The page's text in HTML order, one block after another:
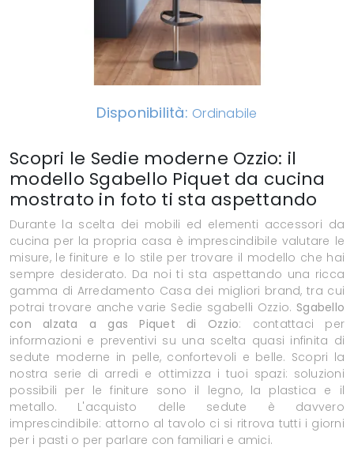
Disponibilità: Ordinabile
Scopri le Sedie moderne Ozzio: il
modello Sgabello Piquet da cucina
mostrato in foto ti sta aspettando
Durante la scelta dei mobili ed elementi accessori da
cucina per la propria casa è imprescindibile valutare le
misure, le finiture e lo stile per trovare il modello che hai
sempre desiderato. Da noi ti sta aspettando una ricca
gamma di Arredamento Casa dei migliori brand, tra cui
potrai trovare anche varie Sedie sgabelli Ozzio. Sgabello
con alzata a gas Piquet di Ozzio: contattaci per
informazioni e preventivi su una scelta quasi infinita di
sedute moderne in pelle, confortevoli e belle. Scopri la
nostra serie di arredi e ottimizza i tuoi spazi: soluzioni
possibili per le finiture sono il legno, la plastica e il
metallo. L'acquisto delle sedute è davvero
imprescindibile: attorno al tavolo ci si ritrova tutti i giorni
per i pasti o per parlare con familiari e amici.